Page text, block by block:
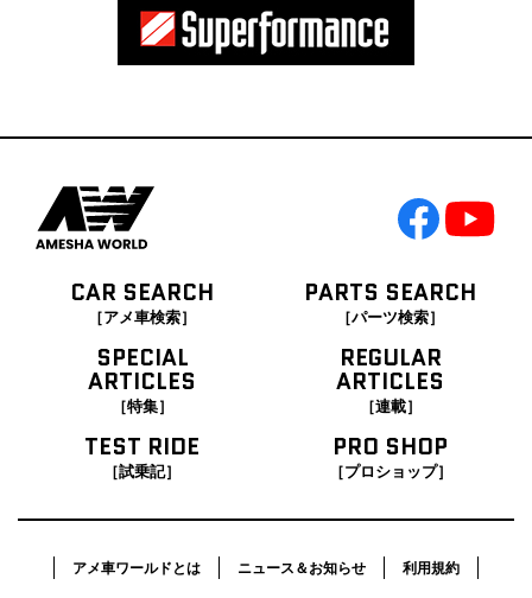
CAR SEARCH
［アメ車検索］
PARTS SEARCH
［パーツ検索］
SPECIAL
ARTICLES
［特集］
REGULAR
ARTICLES
［連載］
TEST RIDE
［試乗記］
PRO SHOP
［プロショップ］
アメ車ワールドとは ニュース＆お知らせ 利用規約